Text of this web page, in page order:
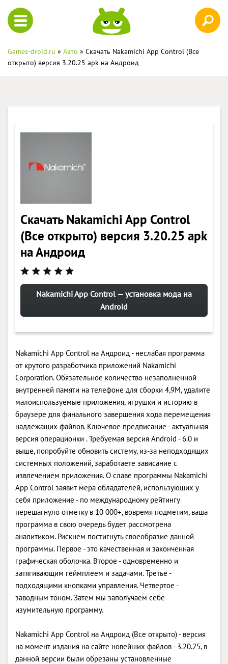
Games-droid.ru » Авто » Скачать Nakamichi App Control (Все
открыто) версия 3.20.25 apk на Андроид
Скачать Nakamichi App Control
(Все открыто) версия 3.20.25 apk
на Андроид
Nakamichi App Control — установка мода на
Android
Nakamichi App Control на Андроид - неслабая программа
от крутого разработчика приложений Nakamichi
Corporation. Обязательное количество незаполненной
внутренней памяти на телефоне для сборки 4,9M, удалите
малоиспользуемые приложения, игрушки и историю в
браузере для финального завершения хода перемещения
надлежащих файлов. Ключевое предписание - актуальная
версия операционки . Требуемая версия Android - 6.0 и
выше, попробуйте обновить систему, из-за неподходящих
системных положений, заработаете зависание с
извлечением приложения. О славе программы Nakamichi
App Control заявит мера обладателей, использующих у
себя приложение - по международному рейтингу
перешагнуло отметку в 10 000+, вовремя подметим, ваша
программа в свою очередь будет рассмотрена
аналитиком. Рискнем постигнуть своеобразие данной
программы. Первое - это качественная и законченная
графическая оболочка. Второе - одновременно и
затягивающим геймплеем и задачами. Третье -
подходящими кнопками управления. Четвертое -
заводным тоном. Затем мы заполучаем себе
изумительную программу.
Nakamichi App Control на Андроид (Все открыто) - версия
на момент издания на сайте новейших файлов - 3.20.25, в
данной версии были обрезаны установленные